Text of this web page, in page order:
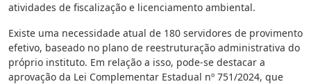
atividades de fiscalização e licenciamento ambiental.
Existe uma necessidade atual de 180 servidores de provimento
efetivo, baseado no plano de reestruturação administrativa do
próprio instituto. Em relação a isso, pode-se destacar a
aprovação da Lei Complementar Estadual nº 751/2024, que